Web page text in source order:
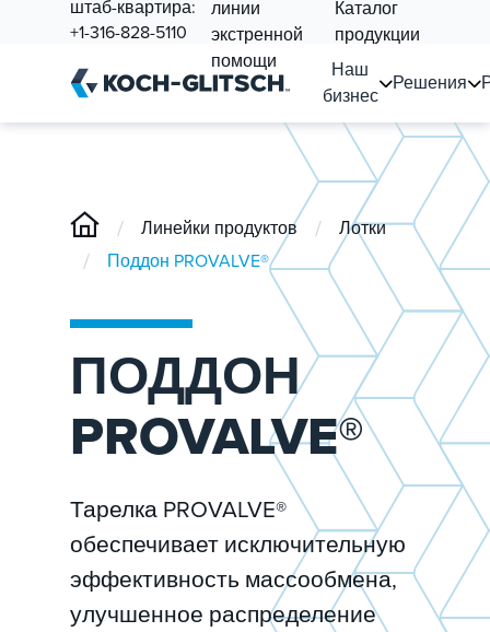
штаб-квартира:
+1-316-828-5110
линии
экстренной
помощи
Каталог
продукции
Наш
бизнес
Решения
/ Линейки продуктов / Лотки
/ Поддон PROVALVE®
ПОДДОН
PROVALVE®
Тарелка PROVALVE®
обеспечивает исключительную
эффективность массообмена,
улучшенное распределение